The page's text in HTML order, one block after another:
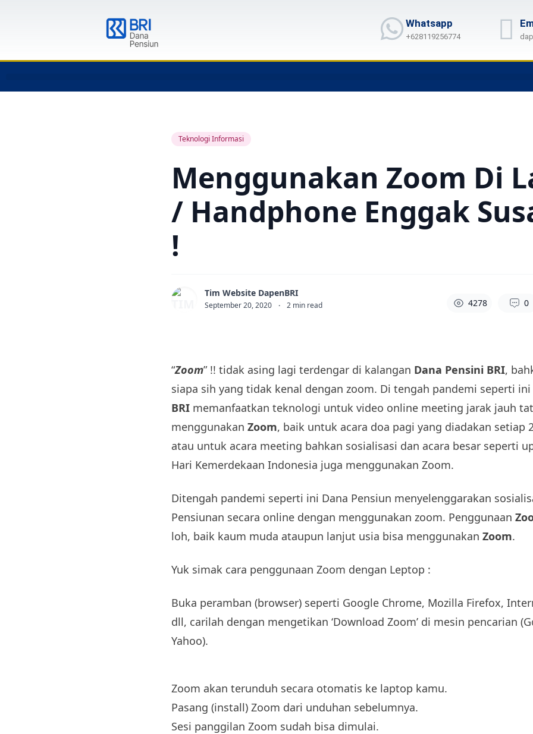
Whatsapp
+628119256774
Teknologi Informasi
Menggunakan Zoom Di
/ Handphone Enggak
!
Tim Website DapenBRI
September 20, 2020 · 2 min read 4278 0
“Zoom” !! tidak asing lagi terdengar di kalangan Dana Pensini BRI,
siapa sih yang tidak kenal dengan zoom. Di tengah pandemi seperti ini
BRI memanfaatkan teknologi untuk video online meeting jarak jauh
menggunakan Zoom, baik untuk acara doa pagi yang diadakan setiap
atau untuk acara meeting bahkan sosialisasi dan acara besar seperti
Hari Kemerdekaan Indonesia juga menggunakan Zoom.
Ditengah pandemi seperti ini Dana Pensiun menyelenggarakan
Pensiunan secara online dengan menggunakan zoom. Penggunaan
loh, baik kaum muda ataupun lanjut usia bisa menggunakan Zoom.
Yuk simak cara penggunaan Zoom dengan Leptop :
Buka peramban (browser) seperti Google Chrome, Mozilla Firefox,
dll, carilah dengan mengetikan ‘Download Zoom’ di mesin pencarian
Yahoo).
Zoom akan terunduh secara otomatis ke laptop kamu.
Pasang (install) Zoom dari unduhan sebelumnya.
Sesi panggilan Zoom sudah bisa dimulai.